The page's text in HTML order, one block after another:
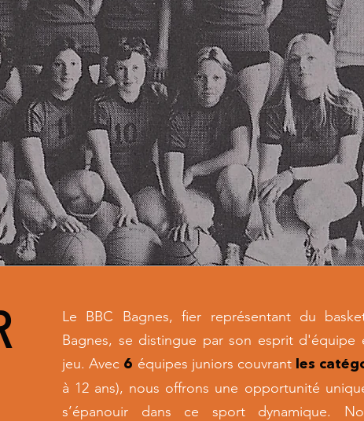
Le BBC Bagnes, fier représentant du
Bagnes, se distingue par son esprit d'équipe
jeu. Avec 6 équipes juniors couvrant les
à 12 ans), nous offrons une opportunité
s’épanouir dans ce sport dynamique.